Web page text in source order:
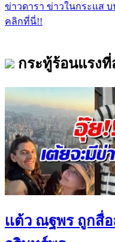
ข่าวดารา ข่าวในกระแส บ
คลิกที่นี่!!
กระทู้ร้อนแรง
เเต้ว ณฐพร ถูกสื่